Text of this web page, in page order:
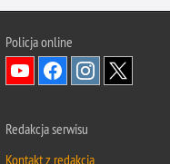
Policja online
Redakcja serwisu
Kontakt z redakcją